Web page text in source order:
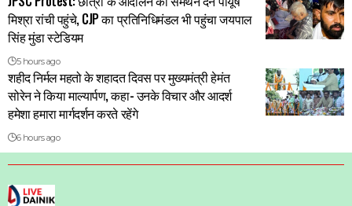
मिश्रा रांची पहुंचे, CJP का प्रतिनिधिमंडल भी पहुंचा जयपाल
सिंह मुंडा स्टेडियम
5 hours ago
शहीद निर्मल महतो के शहादत दिवस पर मुख्यमंत्री हेमंत
सोरेन ने किया माल्यार्पण, कहा- उनके विचार और आदर्श
हमेशा हमारा मार्गदर्शन करते रहेंगे
6 hours ago